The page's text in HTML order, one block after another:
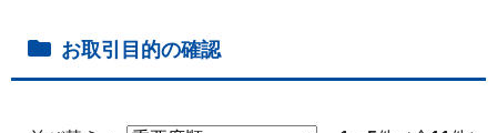
お取引目的の確認